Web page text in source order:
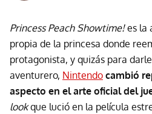
Princess Peach Showtime!es la
propia de la princesa donde
protagonista, y quizás para
aventurero, Nintendo cambió
aspecto en el arte oficial del
lookque lució en la película